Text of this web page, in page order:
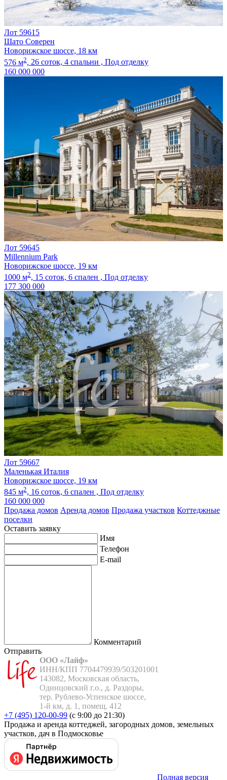
Лот 59615
Шато Соверен
Новорижское шоссе, 18 км
576 м2, 26 соток, 4 спальни , Под отделку
160 000 000
Лот 59645
Millennium Park
Новорижское шоссе, 19 км
1000 м2, 15 соток, 6 спален , Под отделку
177 300 000
Лот 59667
Маленькая Италия
Новорижское шоссе, 19 км
845 м2, 16 соток, 6 спален , Под отделку
160 000 000
Продажа домов Аренда домов Продажа участков Коттеджные
поселки
Оставить заявку
Имя
Телефон
E-mail
Комментарий
Отправить
ООО «Лайф»
ИНН/КПП 7704479939/503201001
143082, Московская область,
Одинцовский г.о., д. Раздоры,
тер. Рублево-Успенское шоссе,
1-й км, д. 1, помещ. 412
+7 (495) 120-00-99 (с 9:00 до 21:30)
Продажа и аренда коттеджей, загородных домов, земельных
участков, дач в Подмосковье
Полная версия